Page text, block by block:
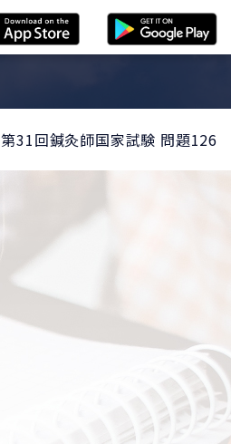
第31回鍼灸師国家試験 問題126